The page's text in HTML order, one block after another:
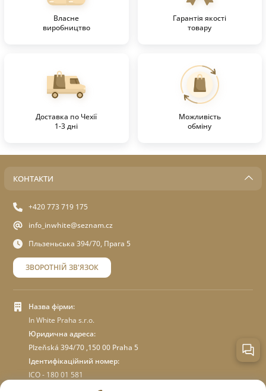
Власне
виробництво
Гарантія якості
товару
Доставка по Чехії
1-3 дні
Можливість
обміну
КОНТАКТИ
+420 773 719 175
info_inwhite@seznam.cz
Пльзеньська 394/70, Прага 5
ЗВОРОТНІЙ ЗВ'ЯЗОК
Назва фірми:
In White Praha s.r.o.
Юридична адреса:
Plzeňská 394/70 ,150 00 Praha 5
Ідентифікаційний номер:
ICO - 180 01 581